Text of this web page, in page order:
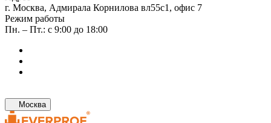
г. Москва, Адмирала Корнилова вл55с1, офис 7
Режим работы
Пн. – Пт.: с 9:00 до 18:00
Москва